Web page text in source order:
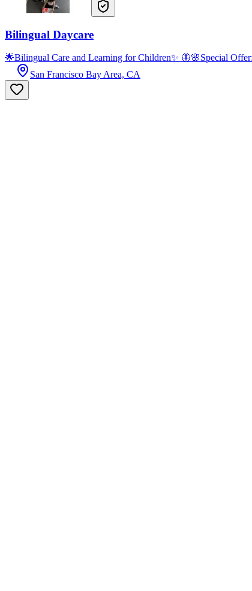
Bilingual Daycare
🌟Bilingual Care and Learning for Children✨ 🦋🌸Special
San Francisco Bay Area, CA